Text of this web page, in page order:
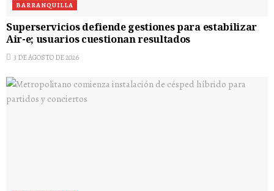
BARRANQUILLA
Superservicios defiende gestiones para estabilizar
Air-e; usuarios cuestionan resultados
3 DE AGOSTO DE 2026